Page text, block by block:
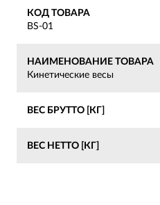
КОД ТОВАРА
BS-01
НАИМЕНОВАНИЕ ТОВАРА
Кинетические весы
ВЕС БРУТТО [КГ]
ВЕС НЕТТО [КГ]